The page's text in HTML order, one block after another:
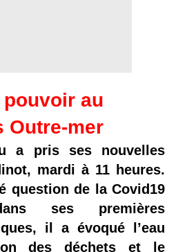
au
Outre-mer
a pris ses nouvelles
mardi à 11 heures.
question de la Covid19
ses premières
il a évoqué l’eau
des déchets et le